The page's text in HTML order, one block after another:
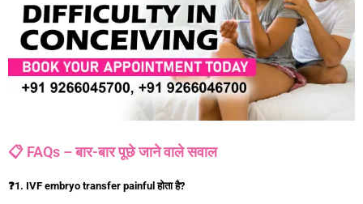
📋 FAQs – बार-बार पूछे जाने वाले सवाल
❓1. IVF embryo transfer painful होता है?